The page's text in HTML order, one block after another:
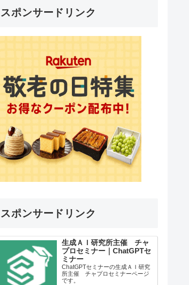
スポンサードリンク
スポンサードリンク
生成ＡＩ研究所主催 チャ
プロセミナー｜ChatGPTセ
ミナー
ChatGPTセミナーの生成ＡＩ研究
所主催 チャプロセミナーページ
です。